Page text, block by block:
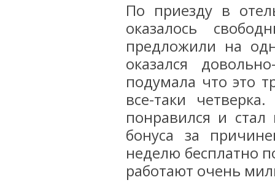
По приезду в
оказалось
предложили на
оказался
подумала что это
все-таки
понравился и
бонуса за
неделю бесплатно
работают очень